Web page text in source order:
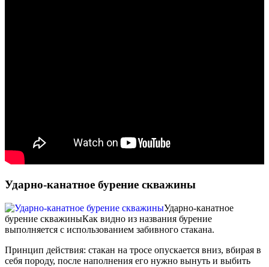
Ударно-канатное бурение скважины
Ударно-канатное
бурение скважиныКак видно из названия бурение
выполняется с использованием забивного стакана.
Принцип действия: стакан на тросе опускается вниз, вбирая в
себя породу, после наполнения его нужно вынуть и выбить